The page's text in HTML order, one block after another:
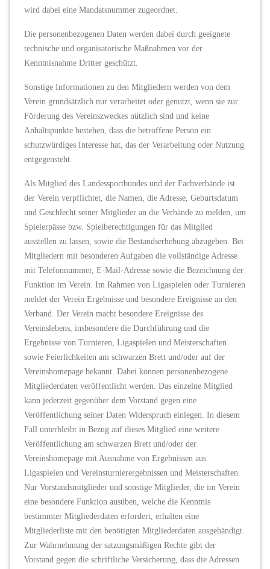
wird dabei eine Mandatsnummer zugeordnet.
Die personenbezogenen Daten werden dabei durch geeignete
technische und organisatorische Maßnahmen vor der
Kenntnisnahme Dritter geschützt.
Sonstige Informationen zu den Mitgliedern werden von dem
Verein grundsätzlich nur verarbeitet oder genutzt, wenn sie zur
Förderung des Vereinszweckes nützlich sind und keine
Anhaltspunkte bestehen, dass die betroffene Person ein
schutzwürdiges Interesse hat, das der Verarbeitung oder Nutzung
entgegensteht.
Als Mitglied des Landessportbundes und der Fachverbände ist
der Verein verpflichtet, die Namen, die Adresse, Geburtsdatum
und Geschlecht seiner Mitglieder an die Verbände zu melden, um
Spielerpässe bzw. Spielberechtigungen für das Mitglied
ausstellen zu lassen, sowie die Bestandserhebung abzugeben. Bei
Mitgliedern mit besonderen Aufgaben die vollständige Adresse
mit Telefonnummer, E-Mail-Adresse sowie die Bezeichnung der
Funktion im Verein. Im Rahmen von Ligaspielen oder Turnieren
meldet der Verein Ergebnisse und besondere Ereignisse an den
Verband. Der Verein macht besondere Ereignisse des
Vereinslebens, insbesondere die Durchführung und die
Ergebnisse von Turnieren, Ligaspielen und Meisterschaften
sowie Feierlichkeiten am schwarzen Brett und/oder auf der
Vereinshomepage bekannt. Dabei können personenbezogene
Mitgliederdaten veröffentlicht werden. Das einzelne Mitglied
kann jederzeit gegenüber dem Vorstand gegen eine
Veröffentlichung seiner Daten Widerspruch einlegen. In diesem
Fall unterbleibt in Bezug auf dieses Mitglied eine weitere
Veröffentlichung am schwarzen Brett und/oder der
Vereinshomepage mit Ausnahme von Ergebnissen aus
Ligaspielen und Vereinsturnierergebnissen und Meisterschaften.
Nur Vorstandsmitglieder und sonstige Mitglieder, die im Verein
eine besondere Funktion ausüben, welche die Kenntnis
bestimmter Mitgliederdaten erfordert, erhalten eine
Mitgliederliste mit den benötigten Mitgliederdaten ausgehändigt.
Zur Wahrnehmung der satzungsmäßigen Rechte gibt der
Vorstand gegen die schriftliche Versicherung, dass die Adressen